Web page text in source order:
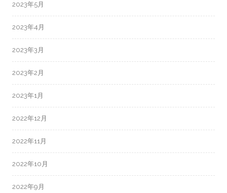
2023年5月
2023年4月
2023年3月
2023年2月
2023年1月
2022年12月
2022年11月
2022年10月
2022年9月